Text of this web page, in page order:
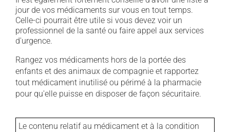
jour de vos médicaments sur vous en tout temps.
Celle-ci pourrait être utile si vous devez voir un
professionnel de la santé ou faire appel aux services
d'urgence.
Rangez vos médicaments hors de la portée des
enfants et des animaux de compagnie et rapportez
tout médicament inutilisé ou périmé à la pharmacie
pour qu'elle puisse en disposer de façon sécuritaire.
Le contenu relatif au médicament et à la condition